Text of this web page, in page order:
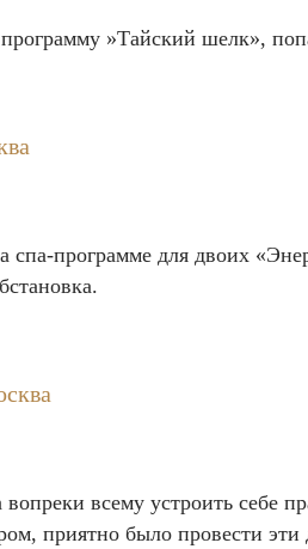
»Тайский шелк»,
программе для двоих
всему устроить себе
приятно было провести